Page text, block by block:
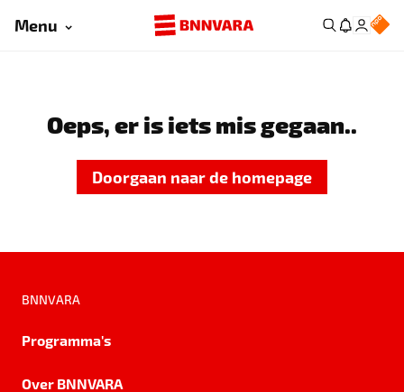
Menu
Oeps, er is iets mis gegaan..
Doorgaan naar de homepage
BNNVARA
Programma's
Over BNNVARA